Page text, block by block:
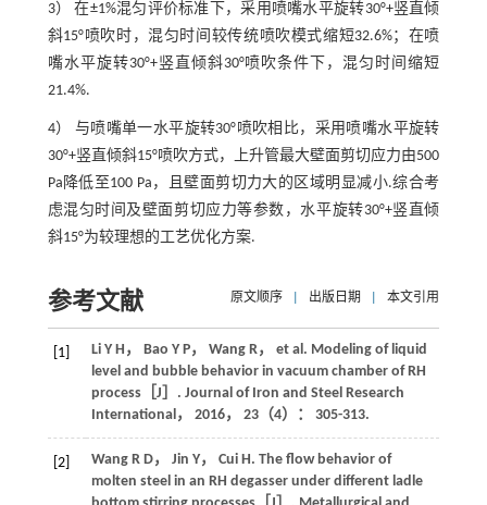
3） 在±1%混匀评价标准下，采用喷嘴水平旋转30°+竖直倾
斜15°喷吹时，混匀时间较传统喷吹模式缩短32.6%；在喷
嘴水平旋转30°+竖直倾斜30°喷吹条件下，混匀时间缩短
21.4%.
4） 与喷嘴单一水平旋转30°喷吹相比，采用喷嘴水平旋转
30°+竖直倾斜15°喷吹方式，上升管最大壁面剪切应力由500
Pa降低至100 Pa，且壁面剪切力大的区域明显减小.综合考
虑混匀时间及壁面剪切应力等参数，水平旋转30°+竖直倾
斜15°为较理想的工艺优化方案.
参考文献 原文顺序 出版日期 本文引用
[1] Li Y H ， Bao Y P， Wang R， et al . Modeling of liquid
level and bubble behavior in vacuum chamber of RH
process［J］. Journal of Iron and Steel Research
International ， 2016， 23（4）： 305-313.
[2] Wang R D， Jin Y， Cui H. The flow behavior of
molten steel in an RH degasser under different ladle